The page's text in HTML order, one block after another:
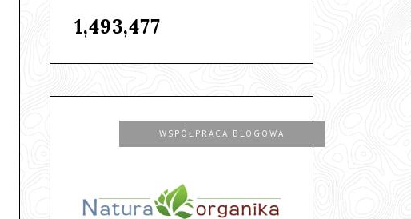
1,493,477
WSPÓŁPRACA BLOGOWA